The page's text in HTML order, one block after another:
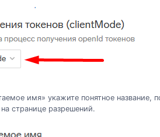
имя» укажите понятное
странице разрешений.